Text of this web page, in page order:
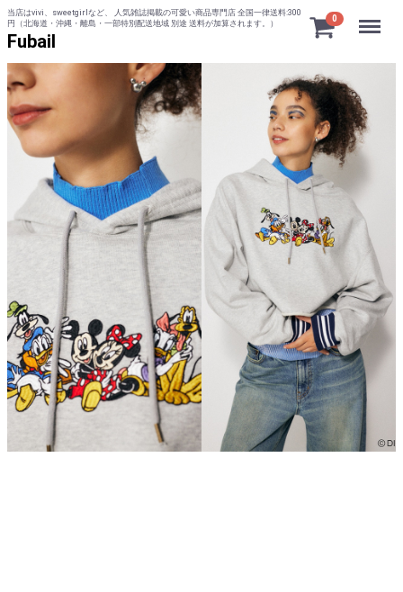
当店はvivi、sweetgirlなど、 人気雑誌掲載の可愛い商品専門店 全国一律送料:300
円（北海道・沖縄・離島・一部特別配送地域 別途 送料が加算されます。）
Fubail
0 Menu